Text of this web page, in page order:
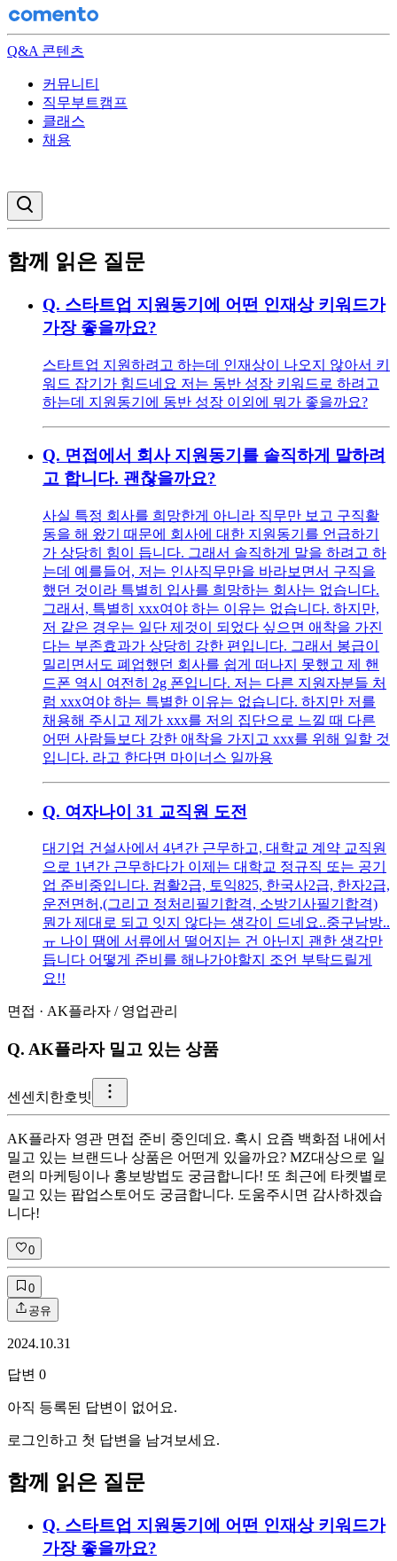
Q&A 콘텐츠
커뮤니티
직무부트캠프
클래스
채용
함께 읽은 질문
Q. 스타트업 지원동기에 어떤 인재상 키워드가
가장 좋을까요?
스타트업 지원하려고 하는데 인재상이 나오지 않아서 키
워드 잡기가 힘드네요 저는 동반 성장 키워드로 하려고
하는데 지원동기에 동반 성장 이외에 뭐가 좋을까요?
Q. 면접에서 회사 지원동기를 솔직하게 말하려
고 합니다. 괜찮을까요?
사실 특정 회사를 희망한게 아니라 직무만 보고 구직활
동을 해 왔기 때문에 회사에 대한 지원동기를 언급하기
가 상당히 힘이 듭니다. 그래서 솔직하게 말을 하려고 하
는데 예를들어, 저는 인사직무만을 바라보면서 구직을
했던 것이라 특별히 입사를 희망하는 회사는 없습니다.
그래서, 특별히 xxx여야 하는 이유는 없습니다. 하지만,
저 같은 경우는 일단 제것이 되었다 싶으면 애착을 가진
다는 부존효과가 상당히 강한 편입니다. 그래서 봉급이
밀리면서도 폐업했던 회사를 쉽게 떠나지 못했고 제 핸
드폰 역시 여전히 2g 폰입니다. 저는 다른 지원자분들 처
럼 xxx여야 하는 특별한 이유는 없습니다. 하지만 저를
채용해 주시고 제가 xxx를 저의 집단으로 느낄 때 다른
어떤 사람들보다 강한 애착을 가지고 xxx를 위해 일할 것
입니다. 라고 한다면 마이너스 일까용
Q. 여자나이 31 교직원 도전
대기업 건설사에서 4년간 근무하고, 대학교 계약 교직원
으로 1년간 근무하다가 이제는 대학교 정규직 또는 공기
업 준비중입니다. 컴활2급, 토익825, 한국사2급, 한자2급,
운전면허,(그리고 정처리필기합격, 소방기사필기합격)
뭔가 제대로 되고 잇지 않다는 생각이 드네요..중구남방..
ㅠ 나이 땜에 서류에서 떨어지는 건 아닌지 괜한 생각만
듭니다 어떻게 준비를 해나가야할지 조언 부탁드릴게
요!!
면접 · AK플라자 / 영업관리
Q. AK플라자 밀고 있는 상품
센 센치한호빗
AK플라자 영관 면접 준비 중인데요. 혹시 요즘 백화점 내에서
밀고 있는 브랜드나 상품은 어떤게 있을까요? MZ대상으로 일
련의 마케팅이나 홍보방법도 궁금합니다! 또 최근에 타켓별로
밀고 있는 팝업스토어도 궁금합니다. 도움주시면 감사하겠습
니다!
0
0
공유
2024.10.31
답변 0
아직 등록된 답변이 없어요.
로그인하고 첫 답변을 남겨보세요.
함께 읽은 질문
Q. 스타트업 지원동기에 어떤 인재상 키워드가
가장 좋을까요?